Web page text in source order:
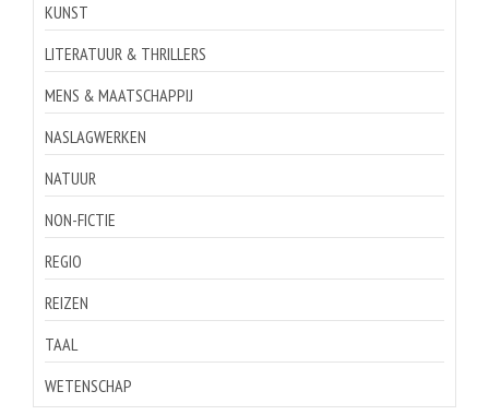
KUNST
LITERATUUR & THRILLERS
MENS & MAATSCHAPPIJ
NASLAGWERKEN
NATUUR
NON-FICTIE
REGIO
REIZEN
TAAL
WETENSCHAP